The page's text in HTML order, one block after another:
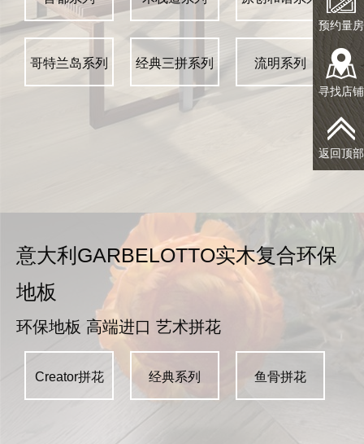
哥特兰岛系列 经典三拼系列 流明系列
意大利GARBELOTTO实木复合环保
地板
环保地板 高端进口 艺术拼花
Creator拼花 经典系列 鱼骨拼花
预约量房
寻找店铺
返回顶部